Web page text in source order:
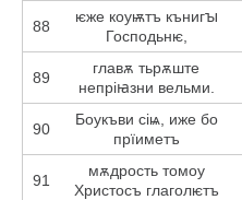
88
ѥже коуѭтъ кънигꙑ
Господьнѥ,
89
главѫ тьрѫште
непріꙗзни вельми.
90
Боукъви сіѩ, иже бо
прїиметъ
91
мѫдрость томоу
Христосъ глаголѥтъ